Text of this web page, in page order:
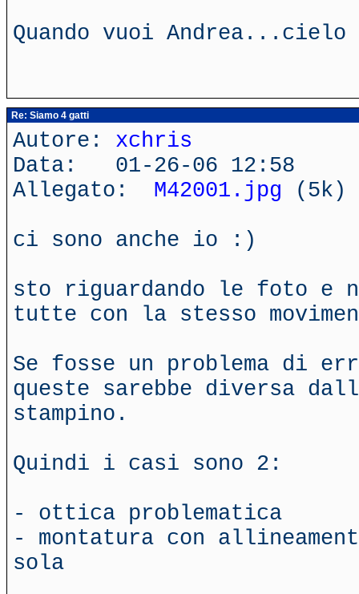
Quando vuoi Andrea...cielo
Re: Siamo 4 gatti
Autore: xchris
Data: 01-26-06 12:58
Allegato: M42001.jpg (5k)
ci sono anche io :)
sto riguardando le foto e
tutte con la stesso
Se fosse un problema di
queste sarebbe diversa
stampino.
Quindi i casi sono 2:
- ottica problematica
- montatura con
sola